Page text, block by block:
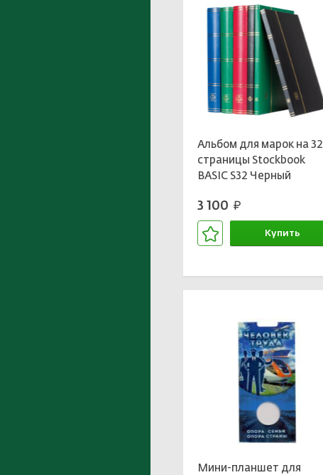
Альбом для марок на 32
страницы Stockbook
BASIC S32 Черный
3 100 руб.
Купить
Мини-планшет для